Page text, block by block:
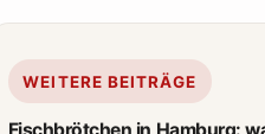
WEITERE BEITRÄGE